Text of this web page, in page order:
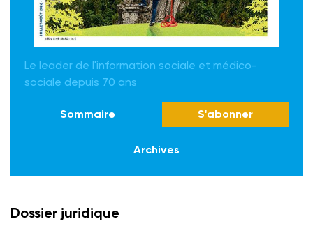
Le leader de l'information sociale et médico-
sociale depuis 70 ans
Sommaire S'abonner
Archives
Dossier juridique